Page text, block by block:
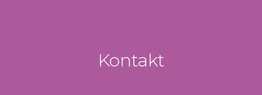
Kontakt